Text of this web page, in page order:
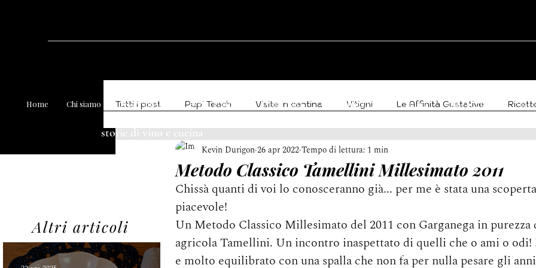
storie di vino e cucina
Home Chi siamo Tesseramento Eventi Pupitres Eventi Italia Candidatura vino Cantine Vini e punteggi
Tutti i post Pupi Teach Visite in cantina Vitigni Le Affinità Gustative
Degustazioni Denominazioni Doc e Docg Eccellenze italiane
Metodo Classico Tamellini Millesimato 2011
Kevin Durigon26 apr 2022Tempo di lettura: 1 min
Chissà quanti di voi lo conosceranno già... per me è stata una
piacevole!
Un Metodo Classico Millesimato del 2011 con Garganega in purezza
agricola Tamellini. Un incontro inaspettato di quelli che o ami o odi!
e molto equilibrato con una spalla che non fa per nulla pesare gli
Altri articoli